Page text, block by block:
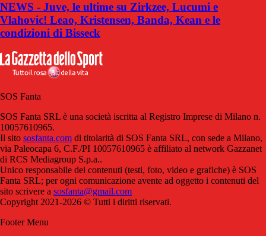
NEWS - Juve, le ultime su Zirkzee, Lucumi e
Vlahovic! Leao, Kristensen, Banda, Kean e le
condizioni di Bisseck
SOS Fanta
SOS Fanta SRL è una società iscritta al Registro Imprese di Milano n.
10057610965.
Il sito sosfanta.com di titolarità di SOS Fanta SRL, con sede a Milano,
via Paleocapa 6, C.F./PI 10057610965 è affiliato al network Gazzanet
di RCS Mediagroup S.p.a..
Unico responsabile dei contenuti (testi, foto, video e grafiche) è SOS
Fanta SRL; per ogni comunicazione avente ad oggetto i contenuti del
sito scrivere a sosfanta@gmail.com
Copyright 2021-2026 © Tutti i diritti riservati.
Footer Menu